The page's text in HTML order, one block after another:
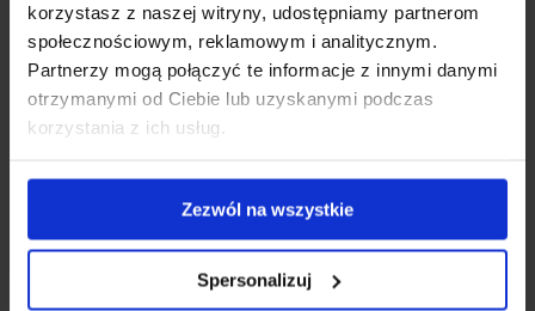
korzystasz z naszej witryny, udostępniamy partnerom
społecznościowym, reklamowym i analitycznym.
Partnerzy mogą połączyć te informacje z innymi danymi
otrzymanymi od Ciebie lub uzyskanymi podczas
korzystania z ich usług.
Zezwól na wszystkie
Spersonalizuj
KOZMETIKUMOK
A C-vitaminos szérumok ragyogóvá teszik a bőrt,
hidratálnak és színt adnak. Javasoljuk, melyiket válasszuk.